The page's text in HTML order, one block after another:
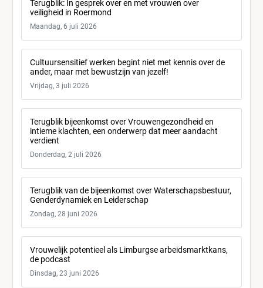
Terugblik: In gesprek over en met vrouwen over
veiligheid in Roermond
Maandag, 6 juli 2026
Cultuursensitief werken begint niet met kennis over de
ander, maar met bewustzijn van jezelf!
Vrijdag, 3 juli 2026
Terugblik bijeenkomst over Vrouwengezondheid en
intieme klachten, een onderwerp dat meer aandacht
verdient
Donderdag, 2 juli 2026
Terugblik van de bijeenkomst over Waterschapsbestuur,
Genderdynamiek en Leiderschap
Zondag, 28 juni 2026
Vrouwelijk potentieel als Limburgse arbeidsmarktkans,
de podcast
Dinsdag, 23 juni 2026